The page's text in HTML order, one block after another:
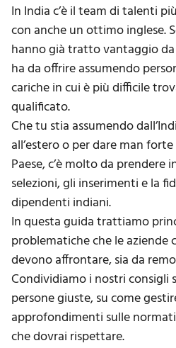
In India c’è il team di talenti
con anche un ottimo inglese.
hanno già tratto vantaggio
ha da offrire assumendo
cariche in cui è più difficile
qualificato.
Che tu stia assumendo
all’estero o per dare man
Paese, c’è molto da prendere
selezioni, gli inserimenti e la
dipendenti indiani.
In questa guida trattiamo
problematiche che le aziende
devono affrontare, sia da
Condividiamo i nostri consigli
persone giuste, su come
approfondimenti sulle
che dovrai rispettare.